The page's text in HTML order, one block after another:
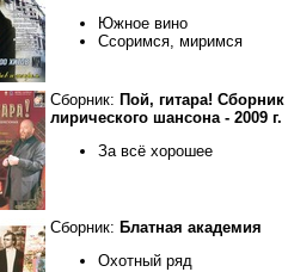
Южное вино
Ссоримся, миримся
Сборник: Пой, гитара! Сборник
лирического шансона - 2009 г.
За всё хорошее
Сборник: Блатная академия
Охотный ряд